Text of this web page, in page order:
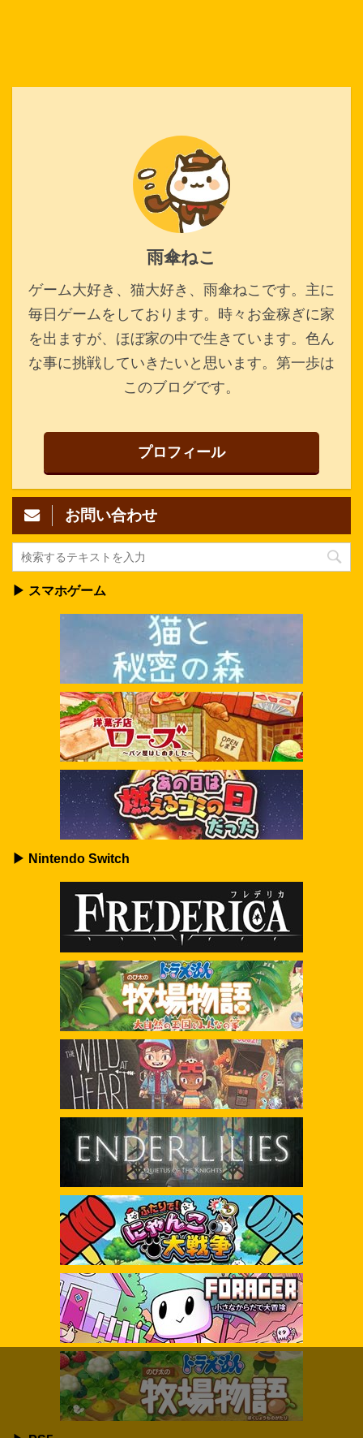
雨傘ねこ
ゲーム大好き、猫大好き、雨傘ねこです。主に
毎日ゲームをしております。時々お金稼ぎに家
を出ますが、ほぼ家の中で生きています。色ん
な事に挑戦していきたいと思います。第一歩は
このブログです。
プロフィール
お問い合わせ
▶ スマホゲーム
▶ Nintendo Switch